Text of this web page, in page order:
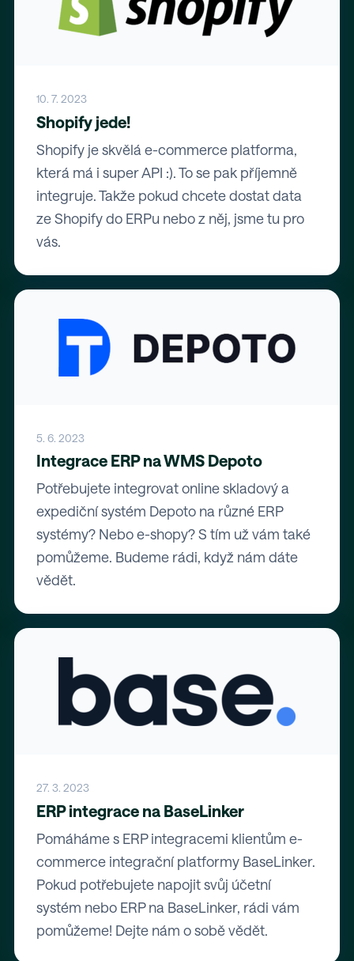
10. 7. 2023
Shopify jede!
Shopify je skvělá e-commerce platforma,
která má i super API :). To se pak příjemně
integruje. Takže pokud chcete dostat data
ze Shopify do ERPu nebo z něj, jsme tu pro
vás.
5. 6. 2023
Integrace ERP na WMS Depoto
Potřebujete integrovat online skladový a
expediční systém Depoto na různé ERP
systémy? Nebo e-shopy? S tím už vám také
pomůžeme. Budeme rádi, když nám dáte
vědět.
27. 3. 2023
ERP integrace na BaseLinker
Pomáháme s ERP integracemi klientům e-
commerce integrační platformy BaseLinker.
Pokud potřebujete napojit svůj účetní
systém nebo ERP na BaseLinker, rádi vám
pomůžeme! Dejte nám o sobě vědět.